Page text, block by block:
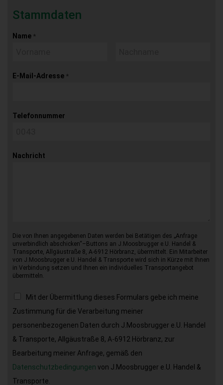
Stammdaten
Name *
E-Mail-Adresse *
Telefonnummer
Nachricht
Die von Ihnen angegebenen Daten werden bei Betätigen des „Anfrage
unverbindlich abschicken“–Buttons an J.Moosbrugger e.U. Handel &
Transporte, Allgäustraße 8, A-6912 Hörbranz, übermittelt. Ein Mitarbeiter
von J.Moosbrugger e.U. Handel & Transporte wird sich in Kürze mit Ihnen
in Verbindung setzen und Ihnen ein individuelles Transportangebot
übermitteln.
Mit der Übermittlung dieses Formulars gebe ich meine
Zustimmung für die Verarbeitung meiner
personenbezogenen Daten durch J.Moosbrugger e.U. Handel
& Transporte, Allgäustraße 8, A-6912 Hörbranz, zur
Bearbeitung meiner Anfrage, gemäß den
Datenschutzbedingungen von J.Moosbrugger e.U. Handel &
Transporte.